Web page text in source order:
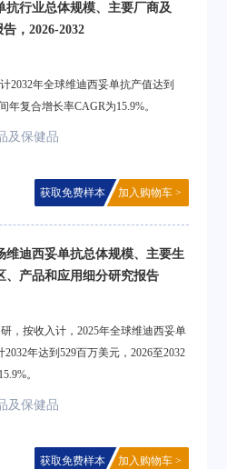
抗行业总体规模、主要厂商及
，2026-2032
2032年全球维迪西妥单抗产值达到
年复合增长率CAGR为15.9%。
及保健品
获取免费样本 加入购物车 >
维迪西妥单抗总体规模、主要生
、产品和应用细分研究报告
研，按收入计，2025年全球维迪西妥单
年达到529百万美元，2026至2032
。
及保健品
获取免费样本 加入购物车 >